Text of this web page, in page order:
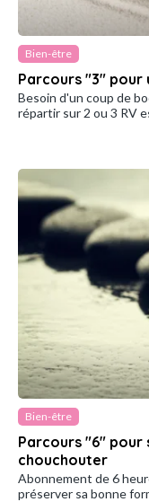
Bien-être
Parcours "3" pour
Besoin d'un coup de
répartir sur 2 ou 3 RV
Bien-être
Parcours "6"
chouchouter
Abonnement de 6
préserver sa bonne